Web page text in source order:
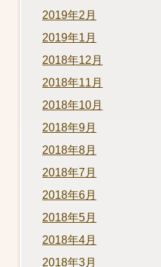
2019年2月
2019年1月
2018年12月
2018年11月
2018年10月
2018年9月
2018年8月
2018年7月
2018年6月
2018年5月
2018年4月
2018年3月